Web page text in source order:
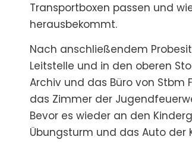
Transportboxen passen und
herausbekommt.
Nach anschließendem
Leitstelle und in den oberen
Archiv und das Büro von Stbm
das Zimmer der
Bevor es wieder an den
Übungsturm und das Auto der